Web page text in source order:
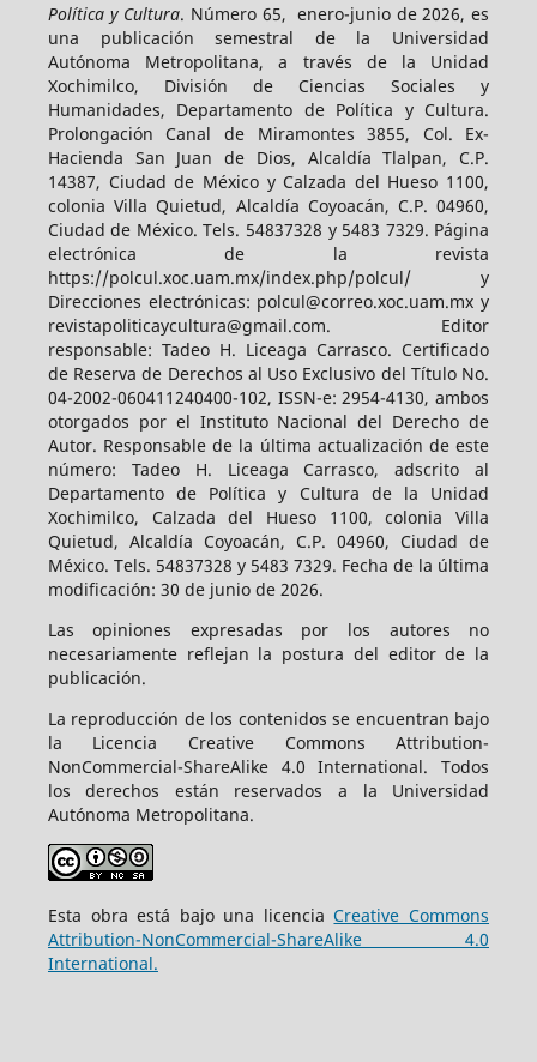
Política y Cultura. Número 65, enero-junio de 2026, es
una publicación semestral de la Universidad
Autónoma Metropolitana, a través de la Unidad
Xochimilco, División de Ciencias Sociales y
Humanidades, Departamento de Política y Cultura.
Prolongación Canal de Miramontes 3855, Col. Ex-
Hacienda San Juan de Dios, Alcaldía Tlalpan, C.P.
14387, Ciudad de México y Calzada del Hueso 1100,
colonia Villa Quietud, Alcaldía Coyoacán, C.P. 04960,
Ciudad de México. Tels. 54837328 y 5483 7329. Página
electrónica de la revista
https://polcul.xoc.uam.mx/index.php/polcul/ y
Direcciones electrónicas: polcul@correo.xoc.uam.mx y
revistapoliticaycultura@gmail.com. Editor
responsable: Tadeo H. Liceaga Carrasco. Certificado
de Reserva de Derechos al Uso Exclusivo del Título No.
04-2002-060411240400-102, ISSN-e: 2954-4130, ambos
otorgados por el Instituto Nacional del Derecho de
Autor. Responsable de la última actualización de este
número: Tadeo H. Liceaga Carrasco, adscrito al
Departamento de Política y Cultura de la Unidad
Xochimilco, Calzada del Hueso 1100, colonia Villa
Quietud, Alcaldía Coyoacán, C.P. 04960, Ciudad de
México. Tels. 54837328 y 5483 7329. Fecha de la última
modificación: 30 de junio de 2026.
Las opiniones expresadas por los autores no
necesariamente reflejan la postura del editor de la
publicación.
La reproducción de los contenidos se encuentran bajo
la Licencia Creative Commons Attribution-
NonCommercial-ShareAlike 4.0 International. Todos
los derechos están reservados a la Universidad
Autónoma Metropolitana.
Esta obra está bajo una licenciaCreative Commons
Attribution-NonCommercial-ShareAlike 4.0
International.